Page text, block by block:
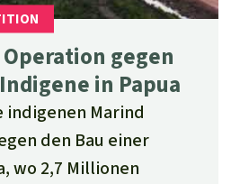
gegen
in Papua
indigenen Marind
den Bau einer
wo 2,7 Millionen